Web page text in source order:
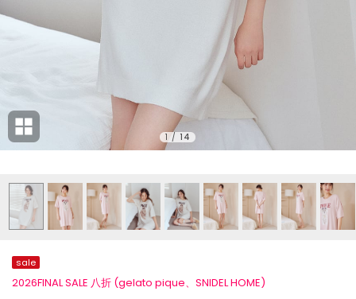
1 / 14
sale
2026FINAL SALE 八折 (gelato pique、SNIDEL HOME)